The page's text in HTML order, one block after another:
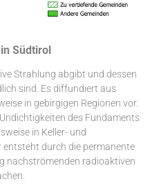
Südtirol
Strahlung abgibt und dessen
sind. Es diffundiert aus
in gebirgigen Regionen vor.
des Fundaments
in Keller- und
entsteht durch die permanente
nachströmenden radioaktiven